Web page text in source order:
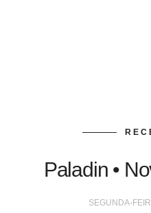
Paladin •
SEGUNDA-